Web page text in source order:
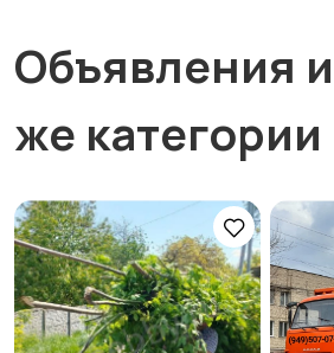
Объявления
же категории